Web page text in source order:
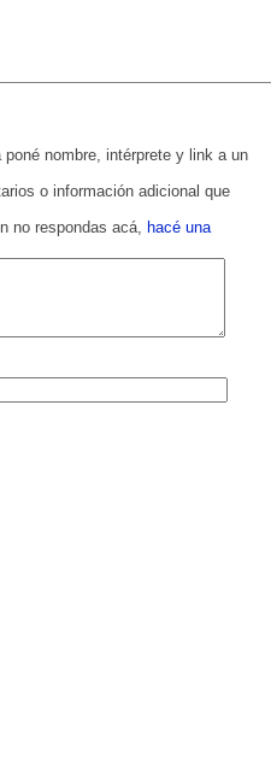
nombre, intérprete y link a un
o información adicional que
no respondas acá, hacé una